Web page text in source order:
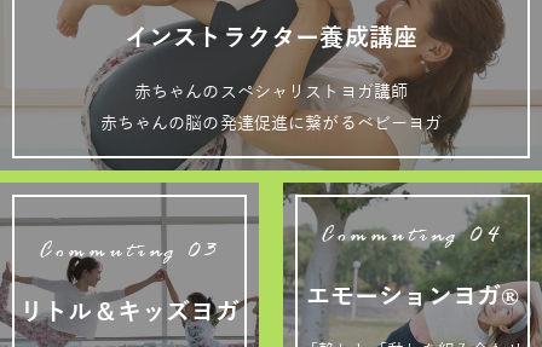
インストラクター養成講座
赤ちゃんのスペシャリストヨガ講師
赤ちゃんの脳の発達促進に繋がるベビーヨガ
Commuting 03
リトル＆キッズヨガ
Commuting 04
エモーションヨガ®